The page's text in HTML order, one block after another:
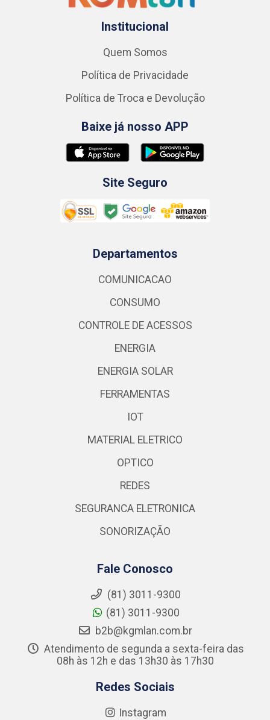
Institucional
Quem Somos
Política de Privacidade
Política de Troca e Devolução
Baixe já nosso APP
Site Seguro
Departamentos
COMUNICACAO
CONSUMO
CONTROLE DE ACESSOS
ENERGIA
ENERGIA SOLAR
FERRAMENTAS
IOT
MATERIAL ELETRICO
OPTICO
REDES
SEGURANCA ELETRONICA
SONORIZAÇÃO
Fale Conosco
(81) 3011-9300
(81) 3011-9300
b2b@kgmlan.com.br
Atendimento de segunda a sexta-feira das
08h às 12h e das 13h30 às 17h30
Redes Sociais
Instagram